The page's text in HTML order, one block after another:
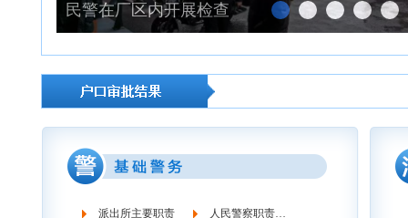
民警在厂区内开展检查
派出所主要职责 人民警察职责义务